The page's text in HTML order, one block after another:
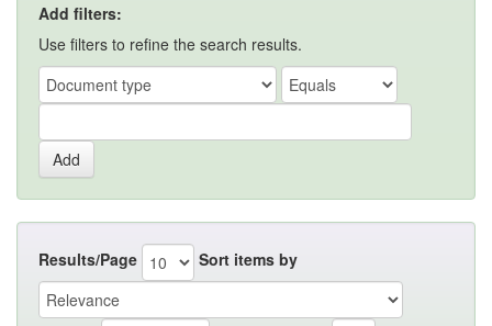
Add filters:
Use filters to refine the search results.
Results/Page Sort items by